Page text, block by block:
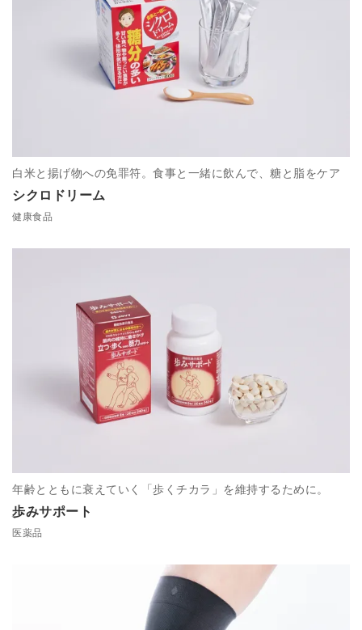
シクロドリーム
白米と揚げ物への免罪符。食事と一緒に飲んで、糖と脂をケア
健康食品
歩みサポート
年齢とともに衰えていく「歩くチカラ」を維持するために。
医薬品